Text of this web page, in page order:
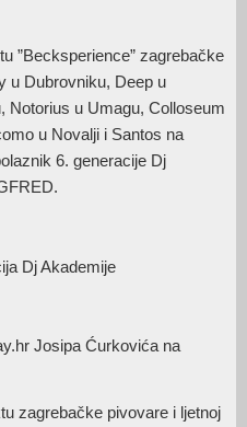
”Becksperience” zagrebačke
u Dubrovniku, Deep u
Notorius u Umagu, Colloseum
u Novalji i Santos na
6. generacije Dj
Dj Akademije
Josipa Ćurkovića na
zagrebačke pivovare i ljetnoj